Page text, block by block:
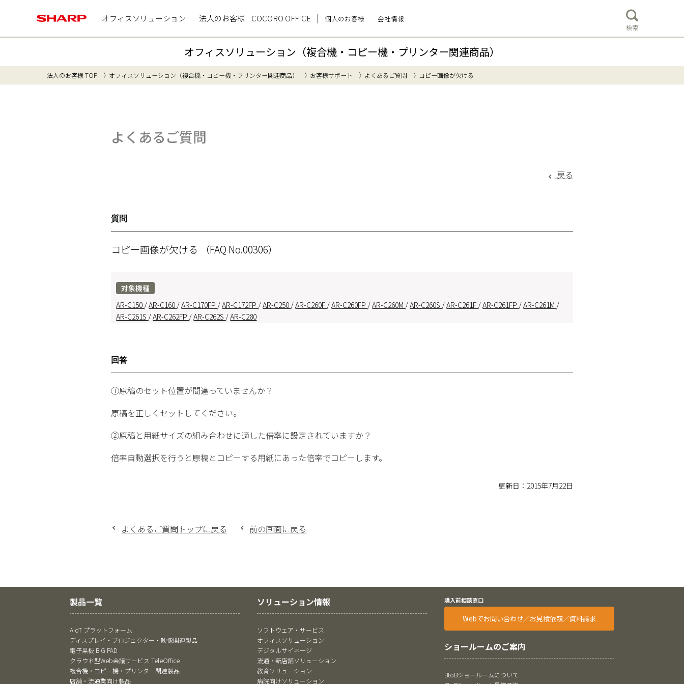
オフィスソリューション 法人のお客様 COCORO OFFICE 個人のお客様 会社情報
検索
オフィスソリューション（複合機・コピー機・プリンター関連商品）
法人のお客様 TOP オフィスソリューション（複合機・コピー機・プリンター関連商品） お客様サポート よくあるご質問 コピー画像が欠ける
よくあるご質問
戻る
質問
コピー画像が欠ける （FAQ No.00306）
対象機種
AR-C150 /AR-C160 /AR-C170FP /AR-C172FP /AR-C250 /AR-C260F /AR-C260FP /AR-C260M /AR-C260S /AR-C261F /AR-C261FP /AR-C261M /
AR-C261S /AR-C262FP /AR-C262S /AR-C280
回答
①原稿のセット位置が間違っていませんか？
原稿を正しくセットしてください。
②原稿と用紙サイズの組み合わせに適した倍率に設定されていますか？
倍率自動選択を行うと原稿とコピーする用紙にあった倍率でコピーします。
更新日：2015年7月22日
よくあるご質問トップに戻る 前の画面に戻る
製品一覧
AIoT プラットフォーム
ディスプレイ・プロジェクター・映像関連製品
電子黒板 BIG PAD
クラウド型Web会議サービス TeleOffice
複合機・コピー機・プリンター関連製品
店舗・流通業向け製品
ソリューション情報
ソフトウェア・サービス
オフィスソリューション
デジタルサイネージ
流通・新店舗ソリューション
教育ソリューション
病院向けソリューション
購入前相談窓口
Webでお問い合わせ／お見積依頼／資料請求
ショールームのご案内
BtoBショールームについて